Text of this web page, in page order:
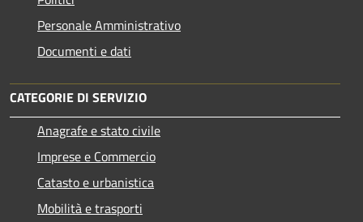
Personale Amministrativo
Documenti e dati
CATEGORIE DI SERVIZIO
Anagrafe e stato civile
Imprese e Commercio
Catasto e urbanistica
Mobilità e trasporti